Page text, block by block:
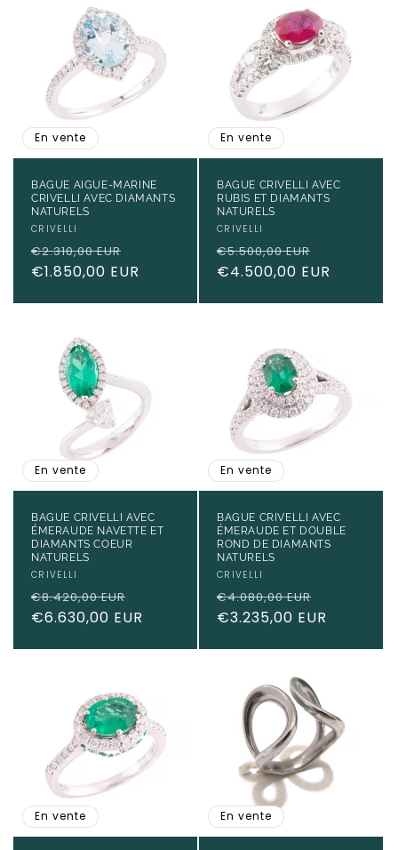
En vente
BAGUE AIGUE-MARINE
CRIVELLI AVEC DIAMANTS
NATURELS
Fournisseur :
CRIVELLI
Prix
habituel
€2.310,00 EUR
promotionnel
€1.850,00 EUR
En vente
BAGUE CRIVELLI AVEC
RUBIS ET DIAMANTS
NATURELS
Fournisseur :
CRIVELLI
Prix
habituel
€5.500,00 EUR
€4.500,00 EUR
En vente
BAGUE CRIVELLI AVEC
ÉMERAUDE NAVETTE ET
DIAMANTS COEUR
NATURELS
Fournisseur :
CRIVELLI
Prix
habituel
€8.420,00 EUR
promotionnel
€6.630,00 EUR
En vente
BAGUE CRIVELLI AVEC
ÉMERAUDE ET DOUBLE
ROND DE DIAMANTS
NATURELS
Fournisseur :
CRIVELLI
Prix
habituel
€4.080,00 EUR
€3.235,00 EUR
En vente En vente